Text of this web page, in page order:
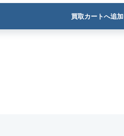
買取カートへ追加